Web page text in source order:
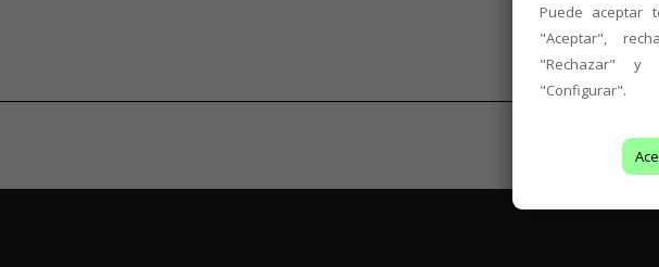
Puede aceptar
"Aceptar",
"Rechazar" y
"Configurar".